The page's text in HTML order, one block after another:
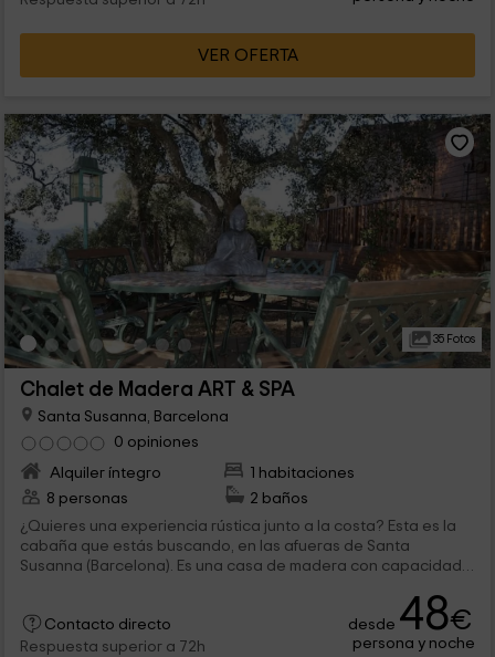
VER OFERTA
35 Fotos
Chalet de Madera ART & SPA
Santa Susanna, Barcelona
0 opiniones
Alquiler íntegro
1 habitaciones
8 personas
2 baños
¿Quieres una experiencia rústica junto a la costa? Esta es la
cabaña que estás buscando, en las afueras de Santa
Susanna (Barcelona). Es una casa de madera con capacidad
Contacto directo
Respuesta superior a 72h
desde 48€
persona y noche